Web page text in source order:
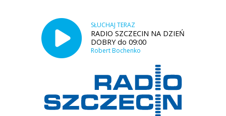
SŁUCHAJ TERAZ
RADIO SZCZECIN NA DZIEŃ
DOBRY do 09:00
Robert Bochenko